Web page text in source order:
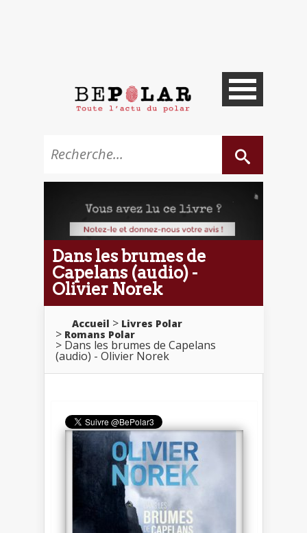
Dans les brumes de
Capelans (audio) -
Olivier Norek
Accueil
Livres Polar
Romans Polar
Dans les brumes de Capelans
(audio) - Olivier Norek